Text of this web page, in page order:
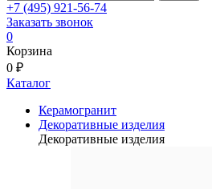
+7 (495) 921-56-74
Заказать звонок
0
Корзина
0 ₽
Каталог
Керамогранит
Декоративные изделия
Декоративные изделия